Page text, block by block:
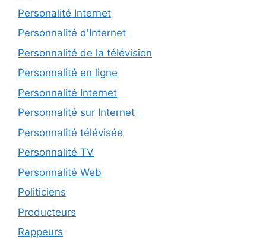
Personalité Internet
Personnalité d'Internet
Personnalité de la télévision
Personnalité en ligne
Personnalité Internet
Personnalité sur Internet
Personnalité télévisée
Personnalité TV
Personnalité Web
Politiciens
Producteurs
Rappeurs